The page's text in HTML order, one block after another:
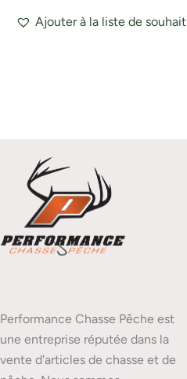
Ajouter à la liste de souhait
Performance Chasse Pêche est
une entreprise réputée dans la
vente d'articles de chasse et de